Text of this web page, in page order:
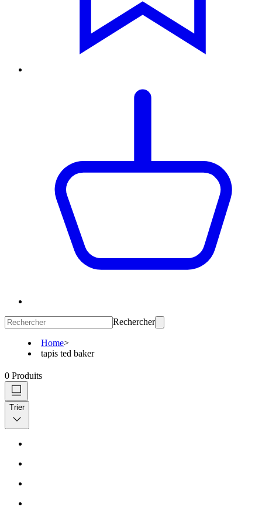
Rechercher
Home>
tapis ted baker
0 Produits
Trier